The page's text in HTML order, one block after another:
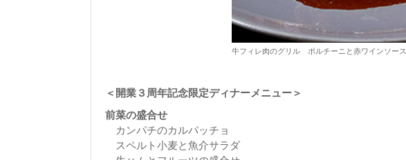
牛フィレ肉のグリル ポルチーニと赤ワインソース
＜開業３周年記念限定ディナーメニュー＞
前菜の盛合せ
カンパチのカルパッチョ
スペルト小麦と魚介サラダ